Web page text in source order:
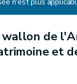
wallon de
et